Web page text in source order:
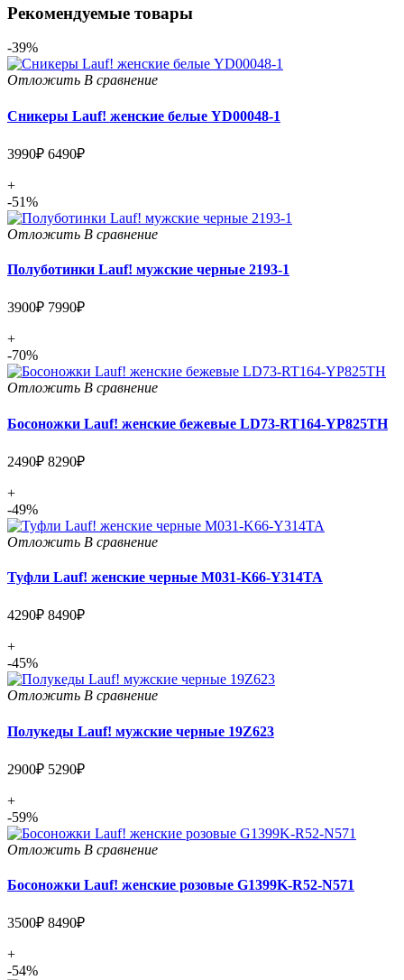
Рекомендуемые товары
-39%
Отложить В сравнение
Сникеры Lauf! женские белые YD00048-1
3990₽ 6490₽
+
-51%
Отложить В сравнение
Полуботинки Lauf! мужские черные 2193-1
3900₽ 7990₽
+
-70%
Отложить В сравнение
Босоножки Lauf! женские бежевые LD73-RT164-YP825TH
2490₽ 8290₽
+
-49%
Отложить В сравнение
Туфли Lauf! женские черные M031-K66-Y314TA
4290₽ 8490₽
+
-45%
Отложить В сравнение
Полукеды Lauf! мужские черные 19Z623
2900₽ 5290₽
+
-59%
Отложить В сравнение
Босоножки Lauf! женские розовые G1399K-R52-N571
3500₽ 8490₽
+
-54%